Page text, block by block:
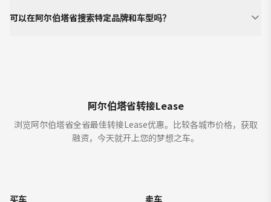
可以在阿尔伯塔省搜索特定品牌和车型吗？
阿尔伯塔省转接Lease
浏览阿尔伯塔省全省最佳转接Lease优惠。比较各城市价格，获取
融资，今天就开上您的梦想之车。
买车 卖车